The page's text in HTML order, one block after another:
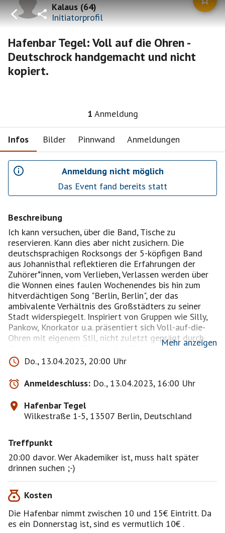
Kalaus(64)
Initiatorprofil
Hafenbar Tegel: Voll auf die Ohren -
Deutschrock handgemacht und nicht
kopiert.
1 Anmeldung
Infos Bilder Pinnwand Anmeldungen
Anmeldung nicht möglich
Das Event fand bereits statt
Beschreibung
Ich kann versuchen, über die Band, Tische zu
reservieren. Kann dies aber nicht zusichern. Die
deutschsprachigen Rocksongs der 5-köpfigen Band
aus Johannisthal reflektieren die Erfahrungen der
Zuhörer*innen, vom Verlieben, Verlassen werden über
die Wonnen eines faulen Wochenendes bis hin zum
hitverdächtigen Song "Berlin, Berlin", der das
ambivalente Verhältnis des Großstädters zu seiner
Stadt widerspiegelt. Inspiriert von Gruppen wie Silly,
Pankow, Knorkator u.a. präsentiert sich Voll-auf-die-
Ohren mit eigenem Stil, nicht zuletzt geprägt durch
die herausragende Stimme der Sängerin. Das vor
kurzem veröffentlichte Album "Licht ist aus" geht in
die Beine, ist ohrwurmig und macht Lust auf mehr!
Mehr anzeigen
Do., 13.04.2023, 20:00 Uhr
Anmeldeschluss: Do., 13.04.2023, 16:00 Uhr
Hafenbar Tegel
Wilkestraße 1-5, 13507 Berlin, Deutschland
Treffpunkt
20:00 davor. Wer Akademiker ist, muss halt später
drinnen suchen ;-)
Kosten
Die Hafenbar nimmt zwischen 10 und 15€ Eintritt. Da
es ein Donnerstag ist, sind es vermutlich 10€ .